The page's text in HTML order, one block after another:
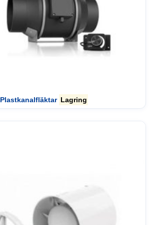
Plastkanalfläktar Lagring